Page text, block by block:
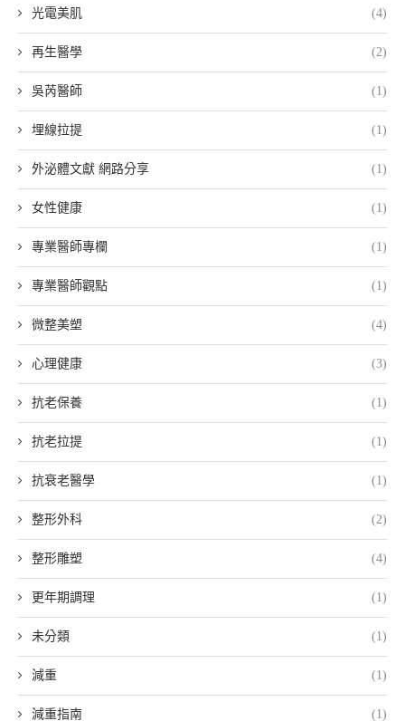
光電美肌 (4)
再生醫學 (2)
吳芮醫師 (1)
埋線拉提 (1)
外泌體文獻 網路分享 (1)
女性健康 (1)
專業醫師專欄 (1)
專業醫師觀點 (1)
微整美塑 (4)
心理健康 (3)
抗老保養 (1)
抗老拉提 (1)
抗衰老醫學 (1)
整形外科 (2)
整形雕塑 (4)
更年期調理 (1)
未分類 (1)
減重 (1)
減重指南 (1)